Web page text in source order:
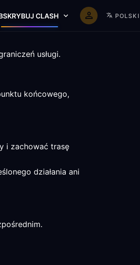
CLASH POLSKI
usługi.
końcowego,
i zachować trasę
działania ani